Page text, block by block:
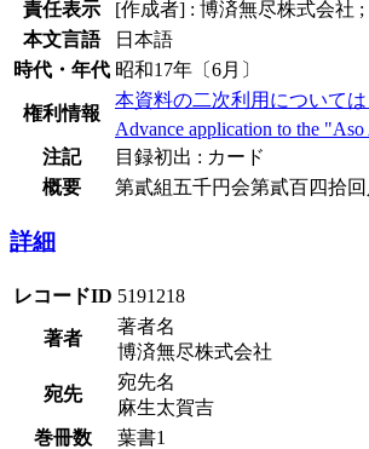
責任表示
[作成者] : 博済無尽株式会社
本文言語
日本語
時代・年代 昭和17年〔6月〕
権利情報
本資料の二次利用について
Advance application to the
注記
目録初出 : カード
概要
第貳組五千円会第貳百四拾
詳細
レコードID 5191218
著者
著者名
博済無尽株式会社
宛先
宛先名
麻生太賀吉
巻冊数
葉書1